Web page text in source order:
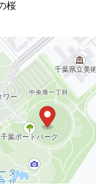
桜